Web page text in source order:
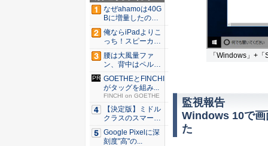
「Windows」+
監視報告
Windows 10で画
た
Office 2021 - Win11
搭載
なぜahamoは40G
Bに増量したの
か ...
俺ならiPadよりこ
っち！スピーカー
9個...
腰は大風量ファ
ン、背中はペルチ
ェ冷却。ダ...
GOETHEとFINCHI
がタッグを組み...
FINCHI on GOETHE
【決定版】ミドル
クラスのスマート
フォンの...
Google Pixelに深
刻度"高"の...